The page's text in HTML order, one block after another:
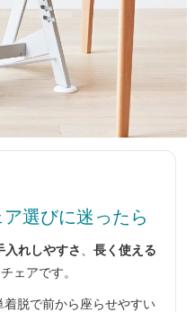
選びに迷ったら
入れしやすさ
長く使える
ェアです。
着脱で前から座らせやすい